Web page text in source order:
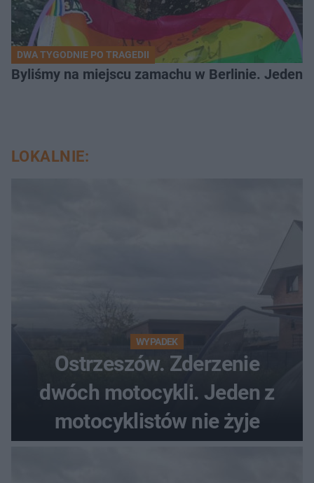
DWA TYGODNIE PO TRAGEDII
Byliśmy na miejscu zamachu w Berlinie. Jeden
LOKALNIE:
WYPADEK
Ostrzeszów. Zderzenie
dwóch motocykli. Jeden z
motocyklistów nie żyje